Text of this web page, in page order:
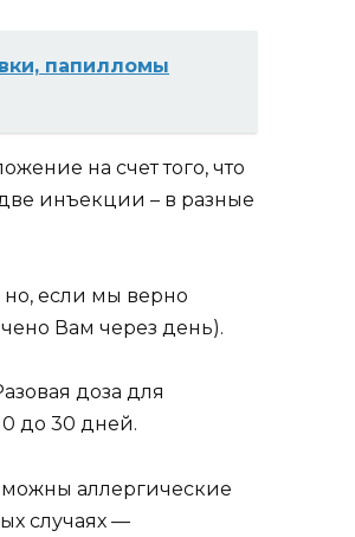
папилломы
на счет того, что
инъекции – в разные
если мы верно
Вам через день).
доза для
до 30 дней.
аллергические
случаях —